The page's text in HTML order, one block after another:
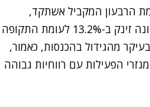
של מלם תים ברבעון השני של 2025 גדל ב-15.3% לעומת הרבעון המקביל אשתקד,
לכ-97.7 מיליון שקל. הרווח הגולמי של הקבוצה במחצית השנה הראשונה זינק ב-13.2% לעומת התקופה
מקורו בעיקר מהגידול בהכנסות, כאמור,
הפעילות עם רווחיות גבוהה